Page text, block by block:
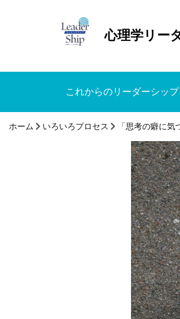
心理学リー
これからのリーダーシップ
ホーム いろいろプロセス 「思考の癖に気